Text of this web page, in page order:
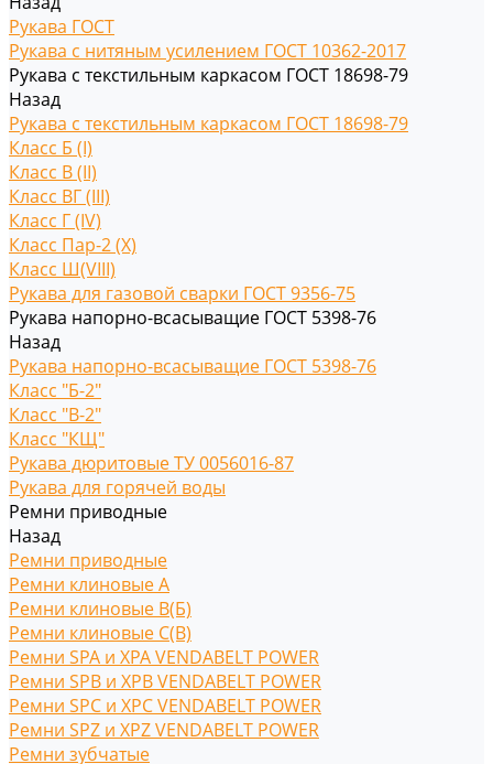
Рукава ГОСТ
Рукава с нитяным усилением ГОСТ 10362-2017
Рукава с текстильным каркасом ГОСТ 18698-79
Назад
Рукава с текстильным каркасом ГОСТ 18698-79
Класс Б (I)
Класс В (II)
Класс ВГ (III)
Класс Г (IV)
Класс Пар-2 (X)
Класс Ш(VIII)
Рукава для газовой сварки ГОСТ 9356-75
Рукава напорно-всасыващие ГОСТ 5398-76
Назад
Рукава напорно-всасыващие ГОСТ 5398-76
Класс "Б-2"
Класс "В-2"
Класс "КЩ"
Рукава дюритовые ТУ 0056016-87
Рукава для горячей воды
Ремни приводные
Назад
Ремни приводные
Ремни клиновые A
Ремни клиновые В(Б)
Ремни клиновые С(B)
Ремни SPA и XPA VENDABELT POWER
Ремни SPB и XPB VENDABELT POWER
Ремни SPC и XPC VENDABELT POWER
Ремни SPZ и XPZ VENDABELT POWER
Ремни зубчатые